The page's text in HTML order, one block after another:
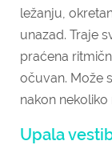
ležanju,
unazad. Traje
praćena
očuvan. Može
nakon nekoliko
Upala